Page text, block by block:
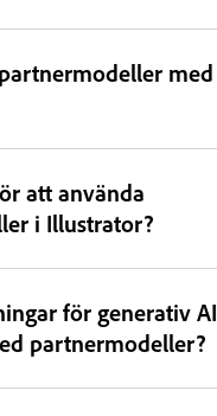
med
att använda
i Illustrator?
för generativ AI
partnermodeller?